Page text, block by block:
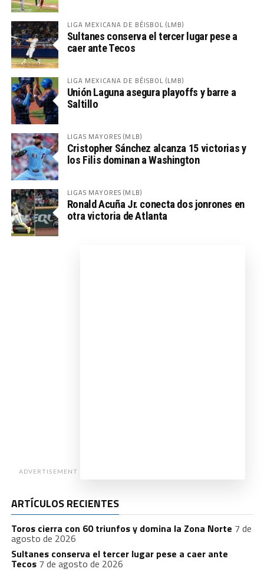
LIGA MEXICANA DE BÉISBOL (LMB)
Sultanes conserva el tercer lugar pese a
caer ante Tecos
LIGA MEXICANA DE BÉISBOL (LMB)
Unión Laguna asegura playoffs y barre a
Saltillo
LIGAS MAYORES (MLB)
Cristopher Sánchez alcanza 15 victorias y
los Filis dominan a Washington
LIGAS MAYORES (MLB)
Ronald Acuña Jr. conecta dos jonrones en
otra victoria de Atlanta
ADVERTISEMENT
ARTÍCULOS RECIENTES
Toros cierra con 60 triunfos y domina la Zona Norte 7 de
agosto de 2026
Sultanes conserva el tercer lugar pese a caer ante
Tecos 7 de agosto de 2026